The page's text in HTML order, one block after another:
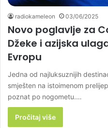
radiokameleon 03/06/2025
Novo poglavlje za
Džeke i azijska
Evropu
Jedna od najluksuznijih
smješten na istoimenom
poznat po nogometu.…
Pročitaj više